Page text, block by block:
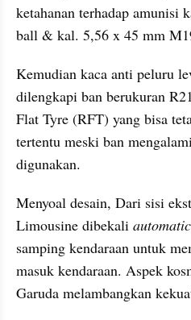
ketahanan terhadap amunisi
ball & kal. 5,56 x 45 mm
Kemudian kaca anti peluru
dilengkapi ban berukuran
Flat Tyre (RFT) yang bisa
tertentu meski ban
digunakan.
Menyoal desain, Dari sisi
Limousine dibekali
samping kendaraan untuk
masuk kendaraan. Aspek
Garuda melambangkan